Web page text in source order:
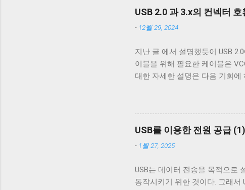
리를 할지에 대한 플래그다.
래그로 OPOST 가 꺼져있으면
거의 없다. 하지만 터미널을 텍
면 터미널은 출력을 해석할 때
처음으로 이동하는 것이 아닌,
해야 할 경우, CRNL 을 NL 로 바
USB 2.0 과 3.x의 컨넥터 호
- 12월 29, 2024
지난 글 에서 설명했듯이 USB
이블을 위해 필요한 케이블은
대한 자세한 설명은 다음 기회에
기 때문에 새로운 5개의 선이
USB 3.0 표준은 새로운 모양의
구조로 돼있기 때문이다. 따라서
쉽게 구분할 수 있다. 하지만
의 선을 연결할 수 있는 Type C
가 480 Mbps인 케이블을 만나게
터도 원래는 4개의 핀만을 지원
USB를 이용한 전원 공급
- 1월 27, 2025
USB는 데이터 전송을 목적으로
동작시키기 위한 것이다. 그래서